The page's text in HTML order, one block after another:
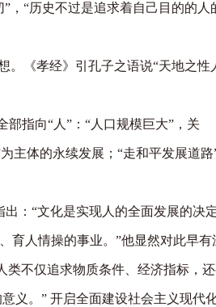
“历史不过是追求着自己目的的人
《孝经》引孔子之语说“天地之性
指向“人”：“人口规模巨大”，关
主体的永续发展；“走和平发展道路
：“文化是实现人的全面发展的决
育人情操的事业。”他显然对此早有
类不仅追求物质条件、经济指标，
义。” 开启全面建设社会主义现代